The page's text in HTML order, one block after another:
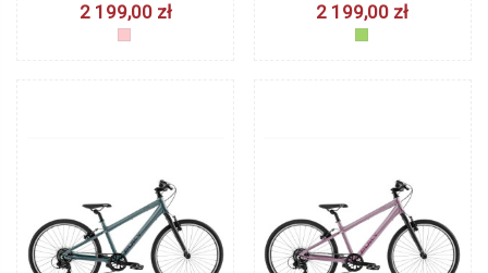
2 199,00 zł
różowy
2 199,00 zł
zielony